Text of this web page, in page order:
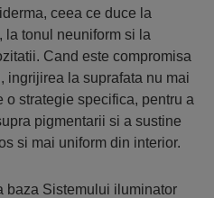
ceea ce duce la
la tonul neuniform si la
Cand este compromisa
ingrijirea la suprafata nu mai
strategie specifica, pentru a
pigmentarii si a sustine
si mai uniform din interior.
baza Sistemului iluminator